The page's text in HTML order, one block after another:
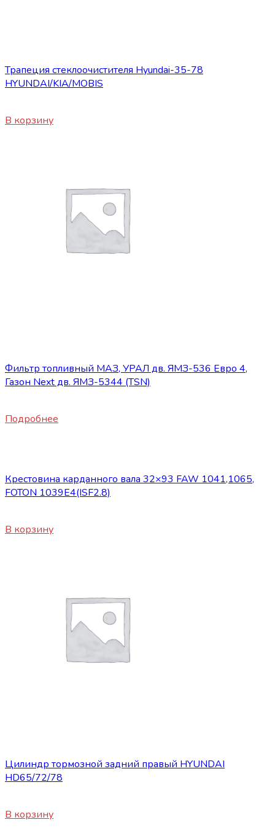
Трапеция стеклоочистителя Hyundai-35-78
HYUNDAI/KIA/MOBIS
В корзину
Фильтр топливный МАЗ, УРАЛ дв. ЯМЗ-536 Евро 4,
Газон Next дв. ЯМЗ-5344 (TSN)
Подробнее
Крестовина карданного вала 32×93 FAW 1041,1065,
FOTON 1039E4(ISF2.8)
В корзину
Цилиндр тормозной задний правый HYUNDAI
HD65/72/78
В корзину